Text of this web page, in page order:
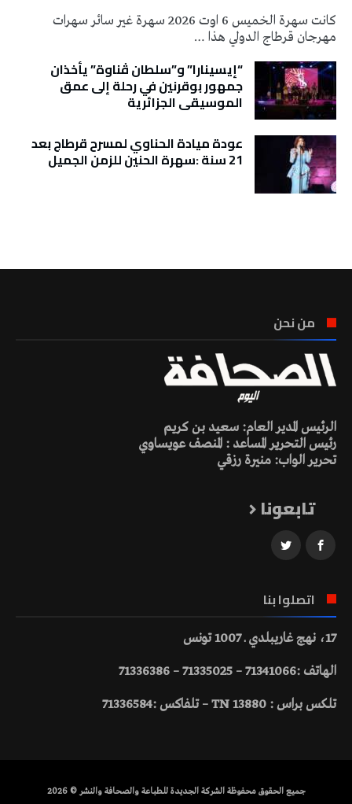
كانت سهرة الخميس 6 اوت 2026 سهرة غير سائر سهرات
مهرجان قرطاج الدولي هذا …
“إيسينارا” و”سلطان ڤناوة” يأخذان
جمهور بوقرنين في رحلة إلى عمق
الموسيقى الجزائرية
عودة ميادة الحناوي لمسرح قرطاج بعد
21 سنة :سهرة الحنين للزمن الجميل
من نحن
الرئيس المدير العام: سعيد بن كريم
رئيس التحرير المساعد : المنصف عويساوي
تحرير الواب: منيرة رزقي
تابعونا
اتصلوا بنا
17، نهج غاريبلدي ـ 1007 تونس
الهاتف :71341066 – 71335025 – 71336386
تلكس براس : 13880 TN – تلفاكس :71336584
جميع الحقوق محفوظة الشركة الجديدة للطباعة والصحافة والنشر © 2026